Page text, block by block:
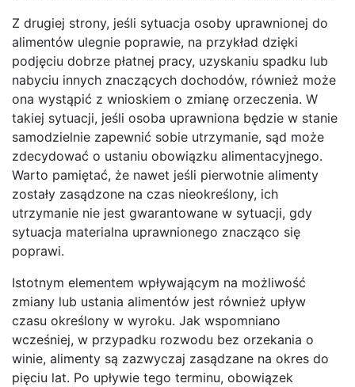
Z drugiej strony, jeśli sytuacja osoby uprawnionej do
alimentów ulegnie poprawie, na przykład dzięki
podjęciu dobrze płatnej pracy, uzyskaniu spadku lub
nabyciu innych znaczących dochodów, również może
ona wystąpić z wnioskiem o zmianę orzeczenia. W
takiej sytuacji, jeśli osoba uprawniona będzie w stanie
samodzielnie zapewnić sobie utrzymanie, sąd może
zdecydować o ustaniu obowiązku alimentacyjnego.
Warto pamiętać, że nawet jeśli pierwotnie alimenty
zostały zasądzone na czas nieokreślony, ich
utrzymanie nie jest gwarantowane w sytuacji, gdy
sytuacja materialna uprawnionego znacząco się
poprawi.
Istotnym elementem wpływającym na możliwość
zmiany lub ustania alimentów jest również upływ
czasu określony w wyroku. Jak wspomniano
wcześniej, w przypadku rozwodu bez orzekania o
winie, alimenty są zazwyczaj zasądzane na okres do
pięciu lat. Po upływie tego terminu, obowiązek